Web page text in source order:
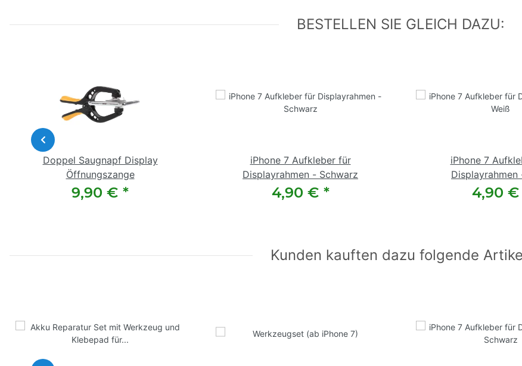
BESTELLEN SIE GLEICH DAZU:
Doppel Saugnapf Display
Öffnungszange
9,90 € *
iPhone 7 Aufkleber für
Displayrahmen - Schwarz
4,90 € *
iPhone 7
Displayrahmen
4,90 €
Kunden kauften dazu folgende